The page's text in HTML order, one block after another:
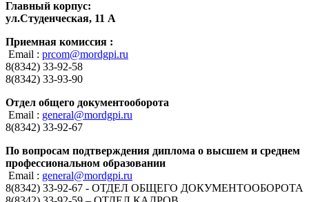
Главный корпус:
ул.Студенческая, 11 А
Приемная комиссия :
Email : prcom@mordgpi.ru
8(8342) 33-92-58
8(8342) 33-93-90
Отдел общего документооборота
Email : general@mordgpi.ru
8(8342) 33-92-67
По вопросам подтверждения диплома о высшем и среднем
профессиональном образовании
Email : general@mordgpi.ru
8(8342) 33-92-67 - ОТДЕЛ ОБЩЕГО ДОКУМЕНТООБОРОТА